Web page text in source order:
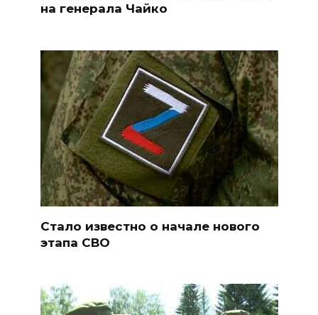
на генерала Чайко
Стало известно о начале нового
этапа СВО